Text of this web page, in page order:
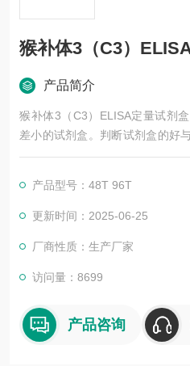
猴补体3（C3）
产品简介
猴补体3（C3）ELISA定量试剂
差小的试剂盒。判断试剂盒的好
是靠过硬的技术，稳定的质量，
究所合作品牌。期待合作共赢。
产品型号：48T 96T
更新时间：2025-06-25
厂商性质：生产厂家
访问量：8699
产品咨询